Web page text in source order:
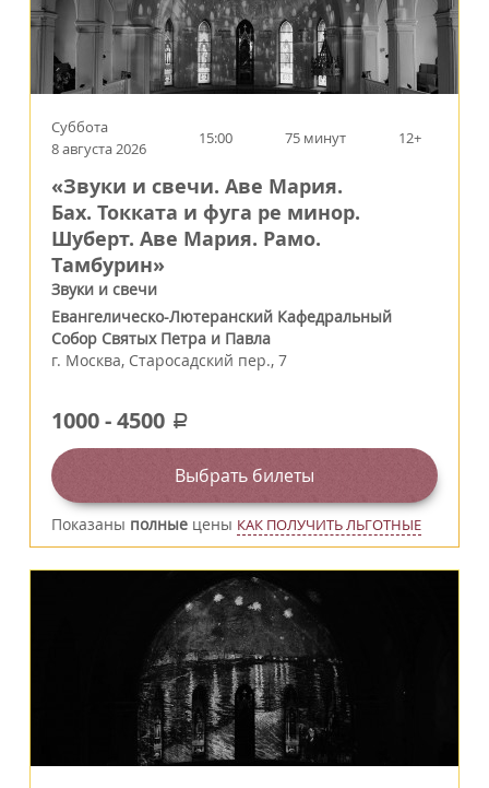
Суббота
8 августа 2026
15:00 75 минут 12+
«Звуки и свечи. Аве Мария.
Бах. Токката и фуга ре минор.
Шуберт. Аве Мария. Рамо.
Тамбурин»
Звуки и свечи
Евангелическо-Лютеранский Кафедральный
Собор Святых Петра и Павла
г. Москва, Старосадский пер., 7
1000-4500 a
Выбрать билеты
Показаны полные цены КАК ПОЛУЧИТЬ ЛЬГОТНЫЕ